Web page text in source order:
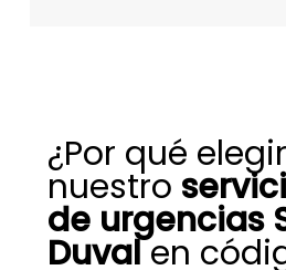
¿Por qué elegir
nuestro
de urgencias
Duvalen